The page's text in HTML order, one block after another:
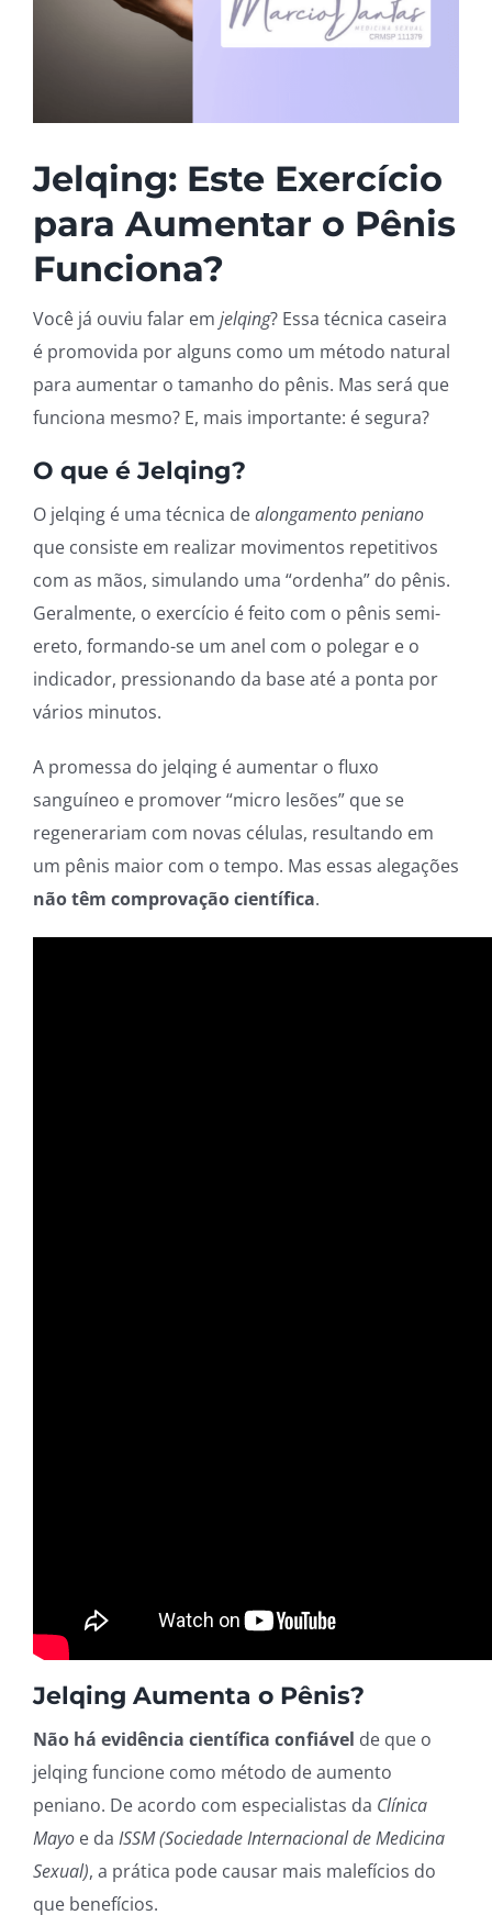
Jelqing: Este Exercício
para Aumentar o Pênis
Funciona?
Você já ouviu falar em jelqing? Essa técnica caseira
é promovida por alguns como um método natural
para aumentar o tamanho do pênis. Mas será que
funciona mesmo? E, mais importante: é segura?
O que é Jelqing?
O jelqing é uma técnica dealongamento peniano
que consiste em realizar movimentos repetitivos
com as mãos, simulando uma “ordenha” do pênis.
Geralmente, o exercício é feito com o pênis semi-
ereto, formando-se um anel com o polegar e o
indicador, pressionando da base até a ponta por
vários minutos.
A promessa do jelqing é aumentar o fluxo
sanguíneo e promover “micro lesões” que se
regenerariam com novas células, resultando em
um pênis maior com o tempo. Mas essas alegações
não têm comprovação científica.
Jelqing Aumenta o Pênis?
Não há evidência científica confiável de que o
jelqing funcione como método de aumento
peniano. De acordo com especialistas da Clínica
Mayoe da ISSM (Sociedade Internacional de Medicina
Sexual), a prática pode causar mais malefícios do
que benefícios.